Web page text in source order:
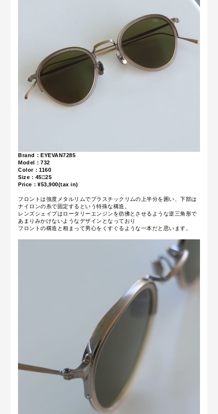
Brand：EYEVAN7285
Model：732
Color：1160
Size：45□25
Price：¥53,900(tax in)
フロントは強度メタルリムでプラスチックリムの上半分を囲い、下部は
ナイロンの糸で固定するという特殊な構造。
レンズシェイプはロータリーエンジンを彷彿とさせるような逆三角形で
あまりみかけないようなデザインとなっており
フロントの構造と相まって男心をくすぐるような一本だと思います。